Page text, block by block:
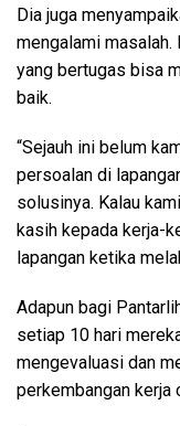
Dia juga
mengalami
yang bertugas bisa
baik.
“Sejauh ini belum
persoalan di
solusinya. Kalau
kasih kepada kerja-
lapangan ketika
Adapun bagi
setiap 10 hari
mengevaluasi dan
perkembangan kerja